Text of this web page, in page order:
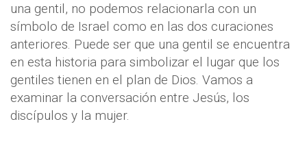
una gentil, no podemos relacionarla con un
símbolo de Israel como en las dos curaciones
anteriores. Puede ser que una gentil se encuentra
en esta historia para simbolizar el lugar que los
gentiles tienen en el plan de Dios. Vamos a
examinar la conversación entre Jesús, los
discípulos y la mujer.